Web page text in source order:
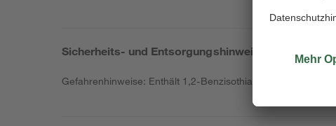
Sicherheits- und Entsorgungshinweise
Gefahrenhinweise: Enthält 1,2-Benzisothiazol-3(2H)-on, 2-